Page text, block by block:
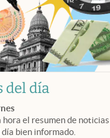
del día
el resumen de
bien informado.